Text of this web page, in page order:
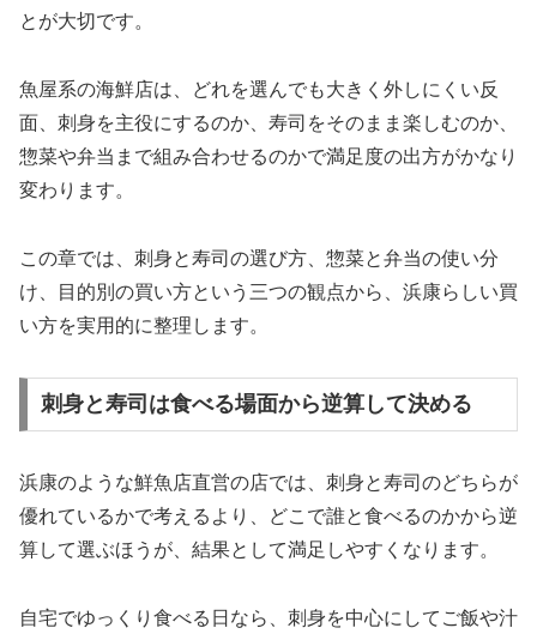
とが大切です。
魚屋系の海鮮店は、どれを選んでも大きく外しにくい反
面、刺身を主役にするのか、寿司をそのまま楽しむのか、
惣菜や弁当まで組み合わせるのかで満足度の出方がかなり
変わります。
この章では、刺身と寿司の選び方、惣菜と弁当の使い分
け、目的別の買い方という三つの観点から、浜康らしい買
い方を実用的に整理します。
刺身と寿司は食べる場面から逆算して決める
浜康のような鮮魚店直営の店では、刺身と寿司のどちらが
優れているかで考えるより、どこで誰と食べるのかから逆
算して選ぶほうが、結果として満足しやすくなります。
自宅でゆっくり食べる日なら、刺身を中心にしてご飯や汁